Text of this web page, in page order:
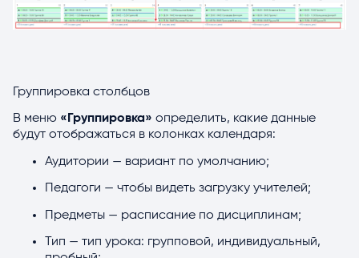
Группировка столбцов
В меню «Группировка» определить, какие данные
будут отображаться в колонках календаря:
Аудитории — вариант по умолчанию;
Педагоги — чтобы видеть загрузку учителей;
Предметы — расписание по дисциплинам;
Тип — тип урока: групповой, индивидуальный,